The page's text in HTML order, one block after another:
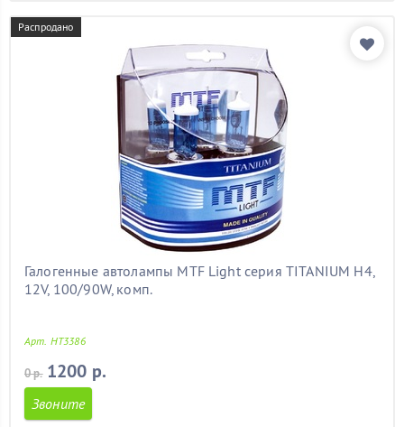
Распродано
Галогенные автолампы MTF Light серия TITANIUM H4,
12V, 100/90W, комп.
Арт. HT3386
0 р. 1200 р.
Звоните